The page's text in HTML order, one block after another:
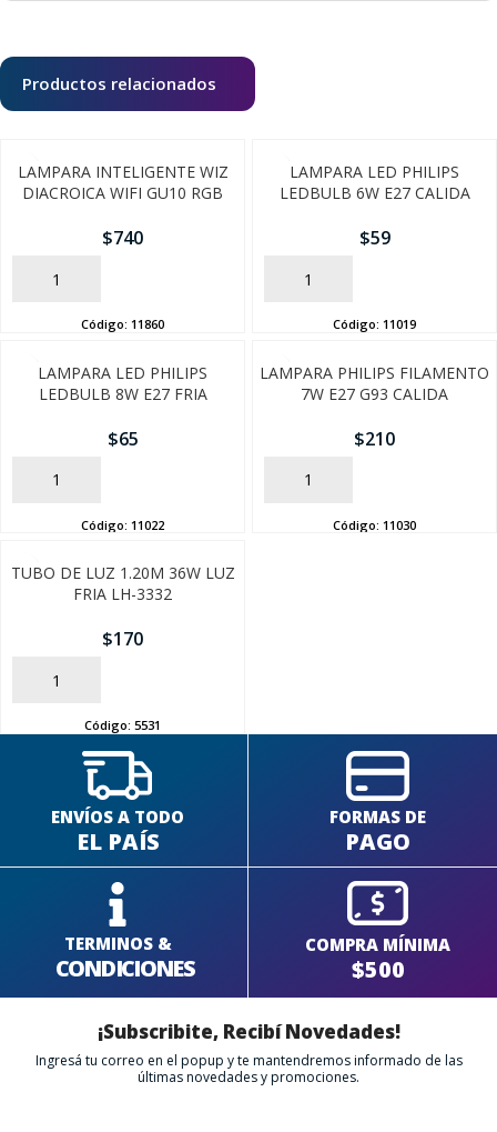
Productos relacionados
LAMPARA INTELIGENTE WIZ
DIACROICA WIFI GU10 RGB
$740
AÑADIR
Código: 11860
LAMPARA LED PHILIPS
LEDBULB 6W E27 CALIDA
$59
AÑADIR
Código: 11019
LAMPARA LED PHILIPS
LEDBULB 8W E27 FRIA
$65
AÑADIR
Código: 11022
LAMPARA PHILIPS FILAMENTO
7W E27 G93 CALIDA
$210
AÑADIR
Código: 11030
TUBO DE LUZ 1.20M 36W LUZ
FRIA LH-3332
$170
AÑADIR
Código: 5531
ENVÍOS A TODO
EL PAÍS
FORMAS DE
PAGO
TERMINOS &
CONDICIONES
COMPRA MÍNIMA
$500
¡Subscribite, Recibí Novedades!
Ingresá tu correo en el popup y te mantendremos informado de las
últimas novedades y promociones.
SEGUÍ COMPRANDO